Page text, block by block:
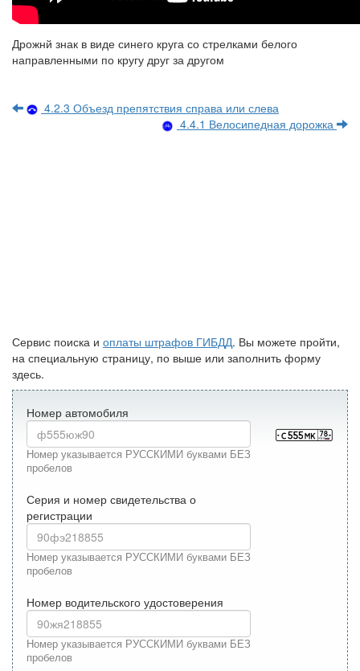
Дрожнй знак в виде синего круга со стрелками белого
направленными по кругу друг за другом
4.2.3 Объезд препятствия справа или слева
4.4.1 Велосипедная дорожка
Сервис поиска и оплаты штрафов ГИБДД. Вы можете пройти,
на специальную страницу, по выше или заполнить форму
здесь.
Номер автомобиля
Номер указывается РУССКИМИ буквами БЕЗ
пробелов
Серия и номер свидетельства о
регистрации
Номер указывается РУССКИМИ буквами БЕЗ
пробелов
Номер водительского удостоверения
Номер указывается РУССКИМИ буквами БЕЗ
пробелов